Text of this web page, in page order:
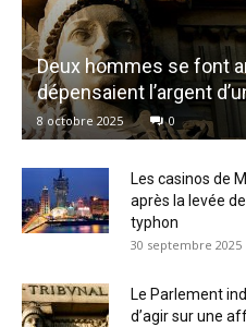
Deux hommes se font
dépensaient l’argent
8 octobre 2025 0
Les casinos de
après la levée
typhon
30 septembre 2025
Le Parlement
d’agir sur une